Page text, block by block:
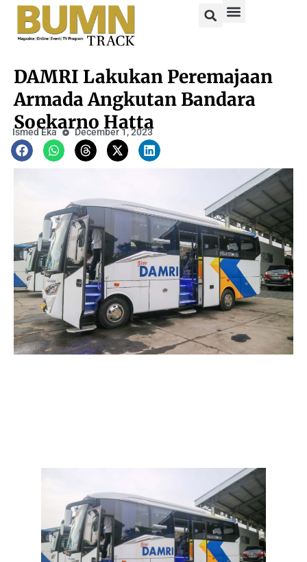
DAMRI Lakukan Peremajaan
Armada Angkutan Bandara
Soekarno Hatta
Ismed Eka December 1, 2023